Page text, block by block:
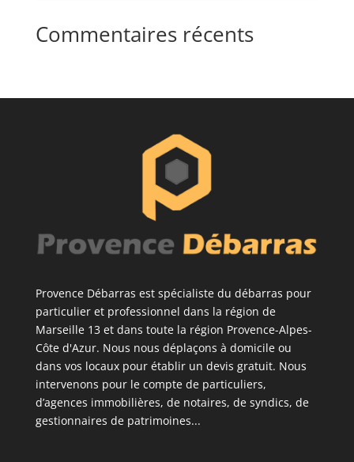
Commentaires récents
Provence Débarras est spécialiste du débarras pour
particulier et professionnel dans la région de
Marseille 13 et dans toute la région Provence-Alpes-
Côte d'Azur. Nous nous déplaçons à domicile ou
dans vos locaux pour établir un devis gratuit. Nous
intervenons pour le compte de particuliers,
d’agences immobilières, de notaires, de syndics, de
gestionnaires de patrimoines...